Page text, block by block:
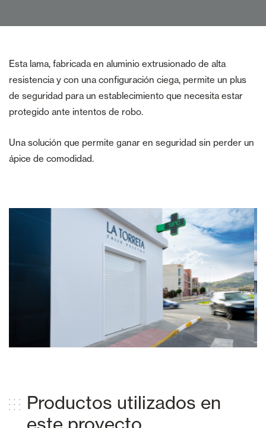
Esta lama, fabricada en aluminio extrusionado de alta
resistencia y con una configuración ciega, permite un plus
de seguridad para un establecimiento que necesita estar
protegido ante intentos de robo.
Una solución que permite ganar en seguridad sin perder un
ápice de comodidad.
Productos utilizados en